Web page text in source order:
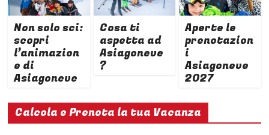
Non solo sci:
scopri
l’animazion
e di
Asiagoneve
Cosa ti
aspetta ad
Asiagoneve
?
Aperte le
prenotazion
i
Asiagoneve
2027
Calcola e Prenota la tua Vacanza